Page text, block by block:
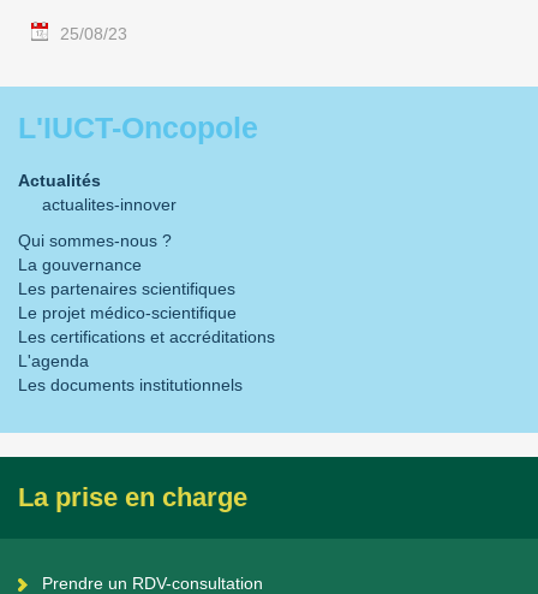
25/08/23
L'IUCT-Oncopole
Actualités
actualites-innover
Qui sommes-nous ?
La gouvernance
Les partenaires scientifiques
Le projet médico-scientifique
Les certifications et accréditations
L'agenda
Les documents institutionnels
La prise en charge
Prendre un RDV-consultation